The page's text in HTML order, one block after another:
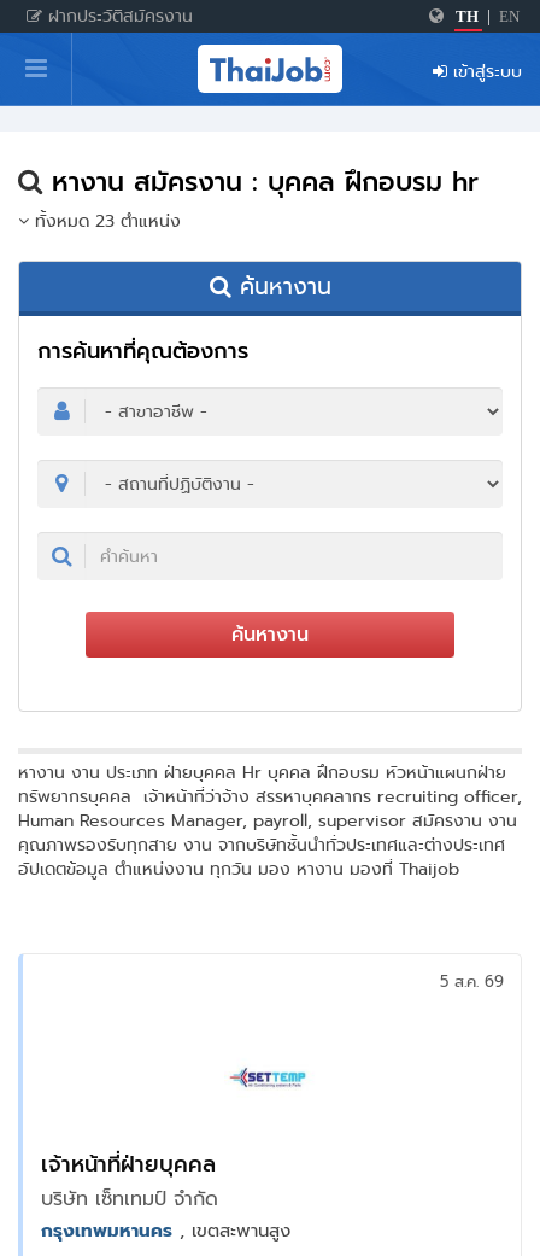
ฝากประวัติสมัครงาน TH EN
หน้าหลัก
ผู้สมัครงาน: เข้าสู่ระบบ
เกร็ดความรู้
สำหรับผู้ประกอบการ
เข้าสู่ระบบ
หางาน สมัครงาน : บุคคล ฝึกอบรม hr
ทั้งหมด 23 ตำแหน่ง
ค้นหางาน
การค้นหาที่คุณต้องการ
ค้นหางาน
หางาน งาน ประเภท ฝ่ายบุคคล Hr บุคคล ฝึกอบรม หัวหน้าแผนกฝ่าย
ทรัพยากรบุคคล เจ้าหน้าที่ว่าจ้าง สรรหาบุคคลากร recruiting officer,
Human Resources Manager, payroll, supervisor สมัครงาน งาน
คุณภาพรองรับทุกสาย งาน จากบริษัทชั้นนำทั่วประเทศและต่างประเทศ
อัปเดตข้อมูล ตำแหน่งงาน ทุกวัน มอง หางาน มองที่ Thaijob
เจ้าหน้าที่ฝ่ายบุคคล
บริษัท เซ็ทเทมป์ จำกัด
5 ส.ค. 69
กรุงเทพมหานคร , เขตสะพานสูง